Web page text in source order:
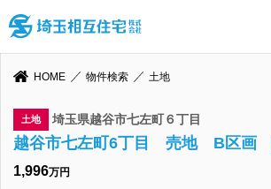
HOME 物件検索 土地
土地 埼玉県越谷市七左町６丁目
越谷市七左町6丁目 売地 B区画 【
1,996万円